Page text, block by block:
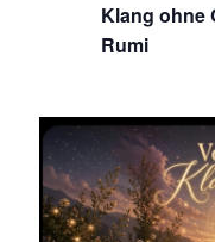
Klang ohne
Rumi